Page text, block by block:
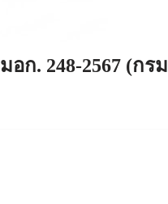
ก. 248-2567 (กรม